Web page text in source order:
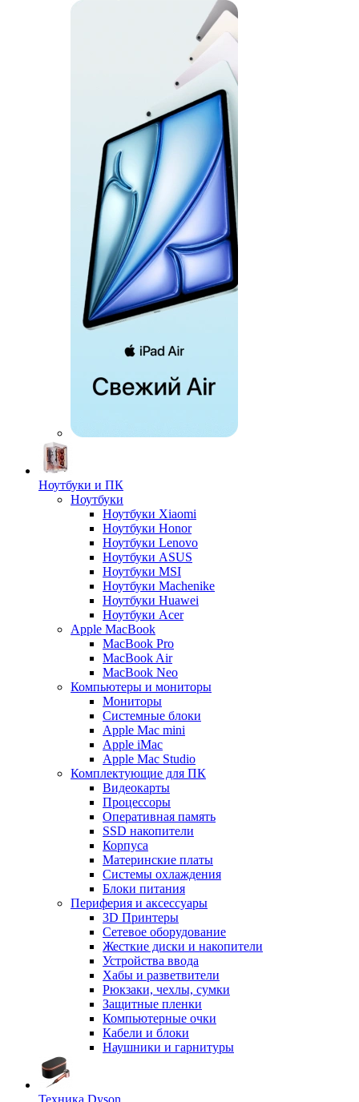
Ноутбуки и ПК
Ноутбуки
Ноутбуки Xiaomi
Ноутбуки Honor
Ноутбуки Lenovo
Ноутбуки ASUS
Ноутбуки MSI
Ноутбуки Machenike
Ноутбуки Huawei
Ноутбуки Acer
Apple MacBook
MacBook Pro
MacBook Air
MacBook Neo
Компьютеры и мониторы
Мониторы
Системные блоки
Apple Mac mini
Apple iMac
Apple Mac Studio
Комплектующие для ПК
Видеокарты
Процессоры
Оперативная память
SSD накопители
Корпуса
Материнские платы
Системы охлаждения
Блоки питания
Периферия и аксессуары
3D Принтеры
Сетевое оборудование
Жесткие диски и накопители
Устройства ввода
Хабы и разветвители
Рюкзаки, чехлы, сумки
Защитные пленки
Компьютерные очки
Кабели и блоки
Наушники и гарнитуры
Техника Dyson